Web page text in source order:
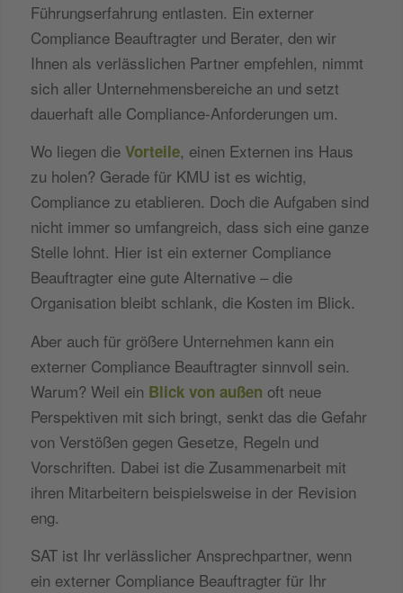
Führungserfahrung entlasten. Ein externer
Compliance Beauftragter und Berater, den wir
Ihnen als verlässlichen Partner empfehlen, nimmt
sich aller Unternehmensbereiche an und setzt
dauerhaft alle Compliance-Anforderungen um.
Wo liegen die Vorteile, einen Externen ins Haus
zu holen? Gerade für KMU ist es wichtig,
Compliance zu etablieren. Doch die Aufgaben sind
nicht immer so umfangreich, dass sich eine ganze
Stelle lohnt. Hier ist ein externer Compliance
Beauftragter eine gute Alternative – die
Organisation bleibt schlank, die Kosten im Blick.
Aber auch für größere Unternehmen kann ein
externer Compliance Beauftragter sinnvoll sein.
Warum? Weil ein Blick von außen oft neue
Perspektiven mit sich bringt, senkt das die Gefahr
von Verstößen gegen Gesetze, Regeln und
Vorschriften. Dabei ist die Zusammenarbeit mit
ihren Mitarbeitern beispielsweise in der Revision
eng.
SAT ist Ihr verlässlicher Ansprechpartner, wenn
ein externer Compliance Beauftragter für Ihr